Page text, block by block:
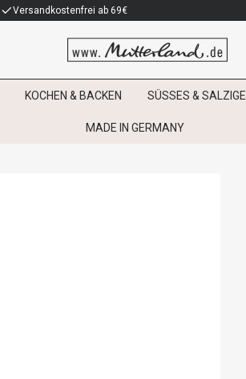
Versandkostenfrei ab 69€
KOCHEN & BACKEN SÜSSES & SALZIGES
MADE IN GERMANY